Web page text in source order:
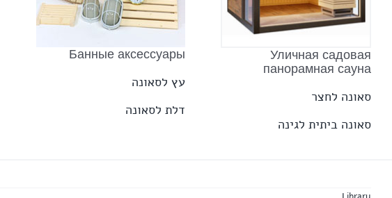
Уличная садовая
панорамная сауна
סאונה לחצר
סאונה ביתית לגינה
Банные аксессуары
עץ לסאונה
דלת לסאונה